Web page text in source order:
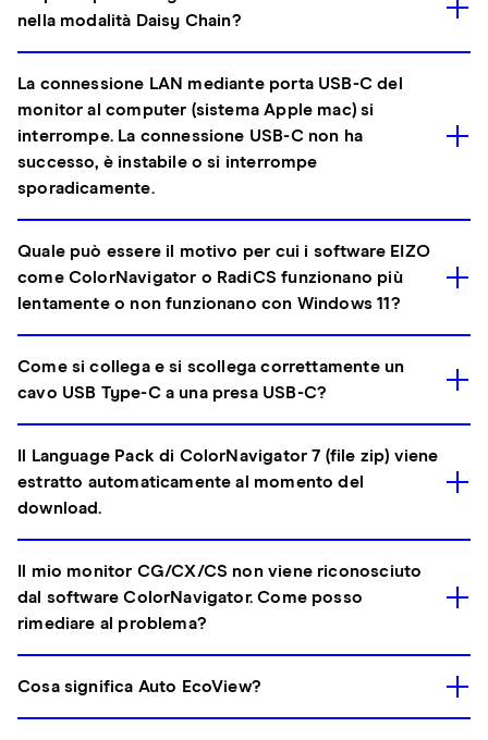
nella modalità Daisy Chain?
La connessione LAN mediante porta USB-C del
monitor al computer (sistema Apple mac) si
interrompe. La connessione USB-C non ha
successo, è instabile o si interrompe
sporadicamente.
Quale può essere il motivo per cui i software EIZO
come ColorNavigator o RadiCS funzionano più
lentamente o non funzionano con Windows 11?
Come si collega e si scollega correttamente un
cavo USB Type-C a una presa USB-C?
Il Language Pack di ColorNavigator 7 (file zip) viene
estratto automaticamente al momento del
download.
Il mio monitor CG/CX/CS non viene riconosciuto
dal software ColorNavigator. Come posso
rimediare al problema?
Cosa significa Auto EcoView?